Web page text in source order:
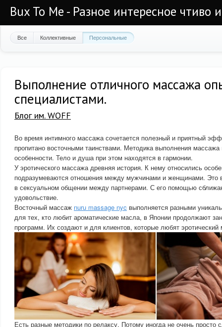
Bux To Me - Разное интересное чтиво
Все Коллективные Персональные
Выполнение отличного массажа
специалистами.
Блог им. WOFF
Во время интимного массажа сочетается полезный и приятный
пропитано восточными таинствами. Методика выполнения
особенности. Тело и душа при этом находятся в гармонии.
У эротического массажа древняя история. К нему относились
подразумеваются отношения между мужчинами и женщинами. Это
в сексуальном общении между партнерами. С его помощью
удовольствие.
Восточный массаж nuru massage nyc выполняется разными
для тех, кто любит ароматические масла, в Японии продолжают
программ. Их создают и для клиентов, которые любят
Есть разные методики по релаксу. Потому иногда не очень просто